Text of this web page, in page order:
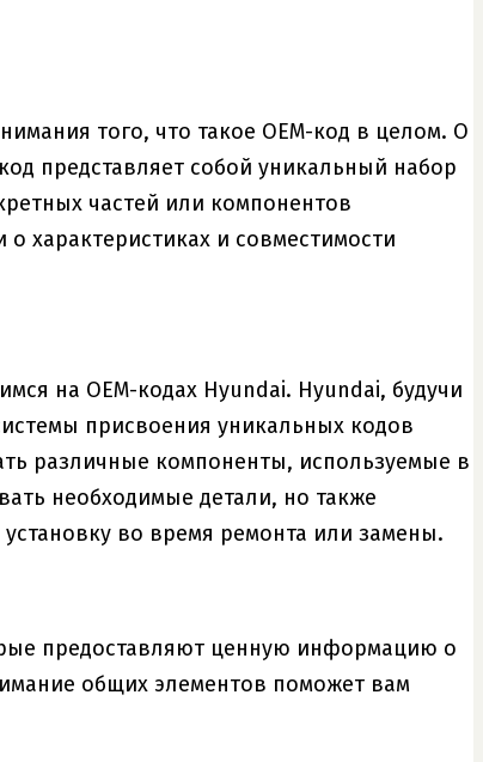
того, что такое OEM-код в целом. O
представляет собой уникальный набор
частей или компонентов
характеристиках и совместимости
на OEM-кодах Hyundai. Hyundai, будучи
присвоения уникальных кодов
различные компоненты, используемые в
необходимые детали, но также
во время ремонта или замены.
предоставляют ценную информацию о
общих элементов поможет вам